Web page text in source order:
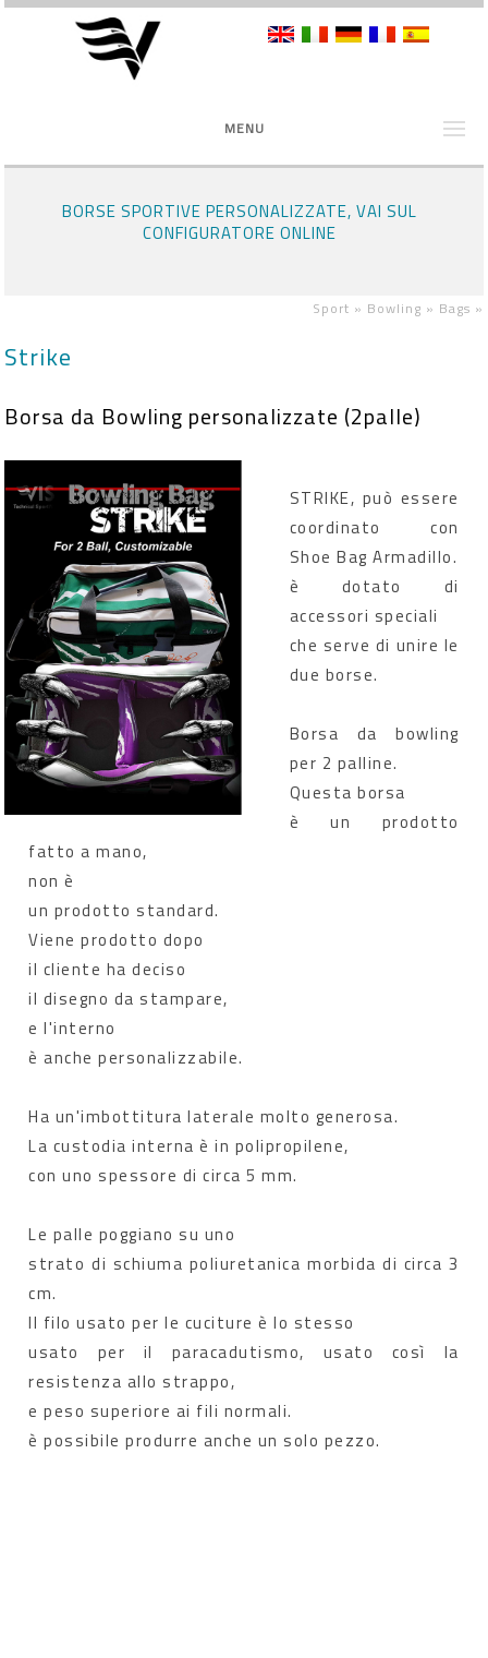
MENU
BORSE SPORTIVE PERSONALIZZATE, VAI SUL
CONFIGURATORE ONLINE
Sport » Bowling » Bags »
Strike
Borsa da Bowling personalizzate (2palle)
STRIKE, può essere
coordinato con
Shoe Bag Armadillo.
è dotato di
accessori speciali
che serve di unire le
due borse.
Borsa da bowling
per 2 palline.
Questa borsa
è un prodotto
fatto a mano,
non è
un prodotto standard.
Viene prodotto dopo
il cliente ha deciso
il disegno da stampare,
e l'interno
è anche personalizzabile.
Ha un'imbottitura laterale molto generosa.
La custodia interna è in polipropilene,
con uno spessore di circa 5 mm.
Le palle poggiano su uno
strato di schiuma poliuretanica morbida di circa 3
cm.
Il filo usato per le cuciture è lo stesso
usato per il paracadutismo, usato così la
resistenza allo strappo,
e peso superiore ai fili normali.
è possibile produrre anche un solo pezzo.